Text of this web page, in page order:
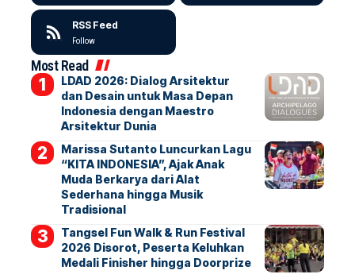
RSS Feed
Follow
Most Read
LDAD 2026: Dialog Arsitektur
dan Desain untuk Masa Depan
Indonesia dengan Maestro
Arsitektur Dunia
Marissa Sutanto Luncurkan Lagu
“KITA INDONESIA”, Ajak Anak
Muda Berkarya dari Alat
Sederhana hingga Musik
Tradisional
Tangsel Fun Walk & Run Festival
2026 Disorot, Peserta Keluhkan
Medali Finisher hingga Doorprize